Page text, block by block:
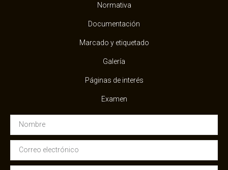
Normativa
Documentación
Marcado y etiquetado
Galería
Páginas de interés
Examen